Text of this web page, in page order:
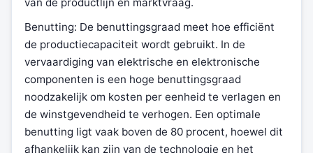
van de productlijn en marktvraag.
Benutting: De benuttingsgraad meet hoe efficiënt
de productiecapaciteit wordt gebruikt. In de
vervaardiging van elektrische en elektronische
componenten is een hoge benuttingsgraad
noodzakelijk om kosten per eenheid te verlagen en
de winstgevendheid te verhogen. Een optimale
benutting ligt vaak boven de 80 procent, hoewel dit
afhankelijk kan zijn van de technologie en het